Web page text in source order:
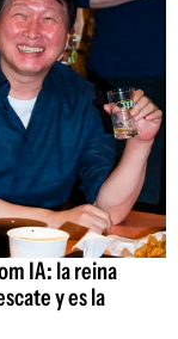
IA: la reina
y es la